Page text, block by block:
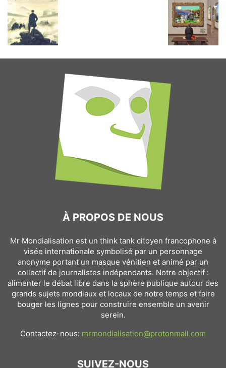
À PROPOS DE NOUS
Mr Mondialisation est un think tank citoyen francophone à
visée internationale symbolisé par un personnage
anonyme portant un masque vénitien et animé par un
collectif de journalistes indépendants. Notre objectif :
alimenter le débat libre dans la sphère publique autour des
grands sujets mondiaux et locaux de notre temps et faire
bouger les lignes pour construire ensemble un avenir
serein.
Contactez-nous: mrmondialisation@protonmail.com
SUIVEZ-NOUS